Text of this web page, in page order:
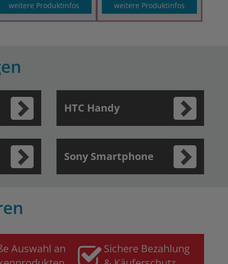
weitere Produktinfos weitere Produktinfos
HTC Handy
Sony Smartphone
Auswahl an
Sichere Bezahlung